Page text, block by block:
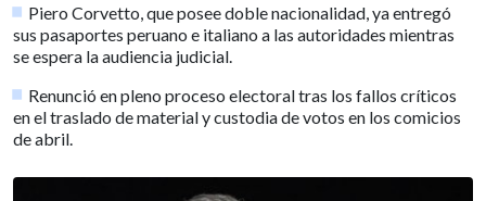
Piero Corvetto, que posee doble nacionalidad, ya entregó
sus pasaportes peruano e italiano a las autoridades mientras
se espera la audiencia judicial.
Renunció en pleno proceso electoral tras los fallos críticos
en el traslado de material y custodia de votos en los comicios
de abril.